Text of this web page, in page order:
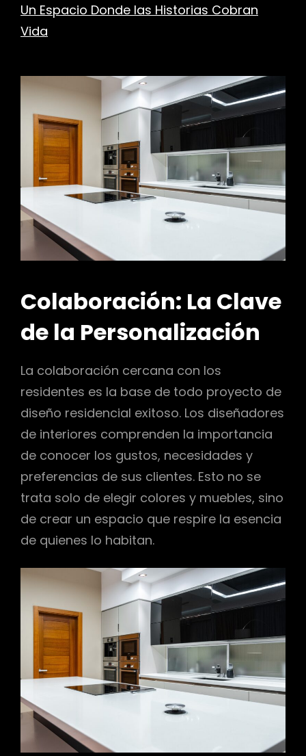
Un Espacio Donde las Historias Cobran
Vida
Colaboración: La Clave
de la Personalización
La colaboración cercana con los
residentes es la base de todo proyecto de
diseño residencial exitoso. Los diseñadores
de interiores comprenden la importancia
de conocer los gustos, necesidades y
preferencias de sus clientes. Esto no se
trata solo de elegir colores y muebles, sino
de crear un espacio que respire la esencia
de quienes lo habitan.